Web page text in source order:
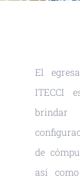
El
ITECCI
brindar
de
así